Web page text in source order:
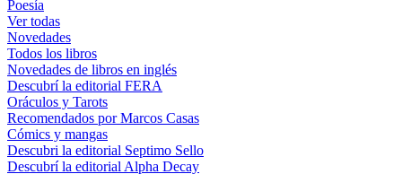
Poesía
Ver todas
Novedades
Todos los libros
Novedades de libros en inglés
Descubrí la editorial FERA
Oráculos y Tarots
Recomendados por Marcos Casas
Cómics y mangas
Descubri la editorial Septimo Sello
Descubrí la editorial Alpha Decay